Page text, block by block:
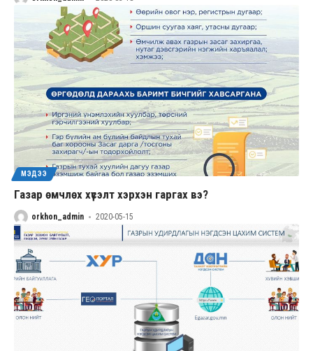
МЭДЭЭ
Газар өмчлөх хүсэлт хэрхэн гаргах вэ?
orkhon_admin 2020-05-15